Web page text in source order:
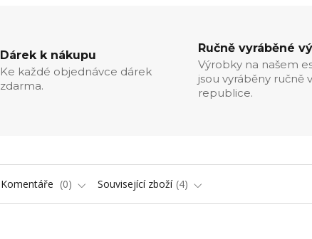
Dárek k nákupu
Ke každé objednávce dárek
zdarma.
Ručně vyráběné
Výrobky na našem
jsou vyráběny ručně
republice.
Komentáře 0 Související zboží 4